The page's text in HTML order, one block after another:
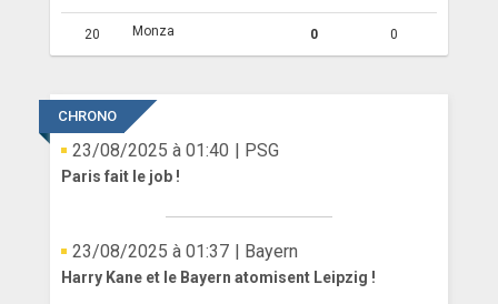
20 Monza 0 0
CHRONO
23/08/2025 à 01:40 | PSG
Paris fait le job !
23/08/2025 à 01:37 | Bayern
Harry Kane et le Bayern atomisent Leipzig !